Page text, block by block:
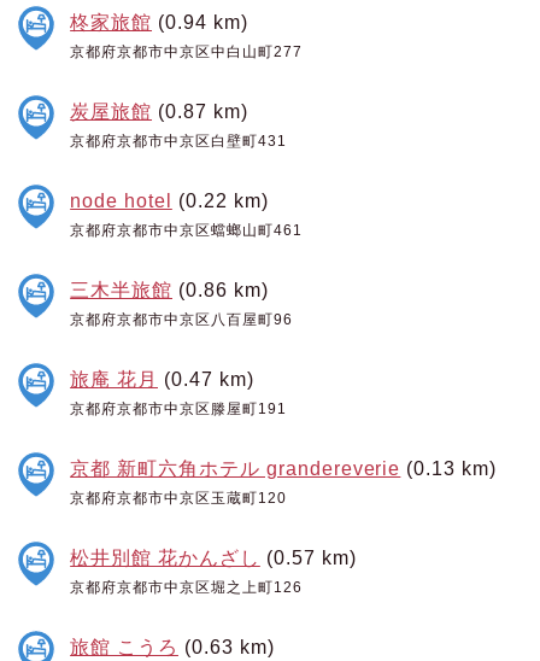
柊家旅館 (0.94 km)
京都府京都市中京区中白山町277
炭屋旅館 (0.87 km)
京都府京都市中京区白壁町431
node hotel (0.22 km)
京都府京都市中京区蟷螂山町461
三木半旅館 (0.86 km)
京都府京都市中京区八百屋町96
旅庵 花月 (0.47 km)
京都府京都市中京区滕屋町191
京都 新町六角ホテル grandereverie (0.13 km)
京都府京都市中京区玉蔵町120
松井別館 花かんざし (0.57 km)
京都府京都市中京区堀之上町126
旅館 こうろ (0.63 km)